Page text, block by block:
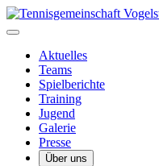
Aktuelles
Teams
Spielberichte
Training
Jugend
Galerie
Presse
Über uns